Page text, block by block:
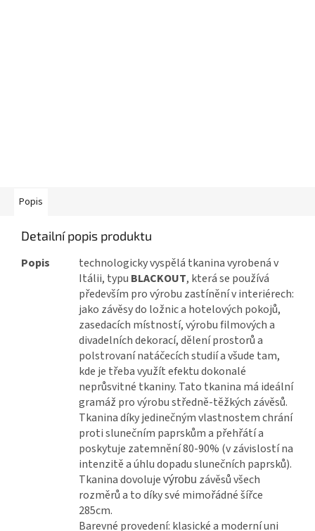
Popis
Detailní popis produktu
Popis
technologicky vyspělá tkanina vyrobená v
Itálii, typu BLACKOUT, která se používá
především pro výrobu zastínění v interiérech:
jako závěsy do ložnic a hotelových pokojů,
zasedacích místností, výrobu filmových a
divadelních dekorací, dělení prostorů a
polstrovaní natáčecích studií a všude tam,
kde je třeba využít efektu dokonalé
neprůsvitné tkaniny. Tato tkanina má ideální
gramáž pro výrobu středně-těžkých závěsů.
Tkanina díky jedinečným vlastnostem chrání
proti slunečním paprskům a přehřátí a
poskytuje zatemnění 80-90% (v závislostí na
intenzitě a úhlu dopadu slunečních paprsků).
Tkanina dovoluje výrobu závěsů všech
rozměrů a to díky své mimořádné šířce
285cm.
Barevné provedení: klasické a moderní uni